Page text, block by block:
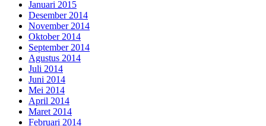
Januari 2015
Desember 2014
November 2014
Oktober 2014
September 2014
Agustus 2014
Juli 2014
Juni 2014
Mei 2014
April 2014
Maret 2014
Februari 2014